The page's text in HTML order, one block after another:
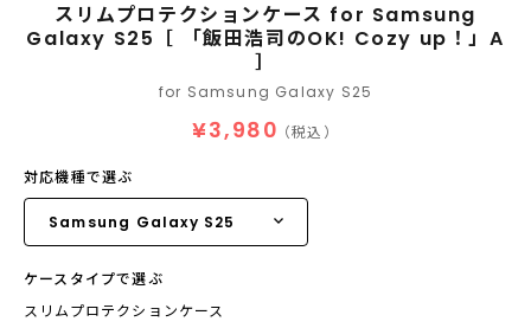
スリムプロテクションケース for Samsung
Galaxy S25［ 「飯田浩司のOK! Cozy up！」A
］
for Samsung Galaxy S25
¥3,980 （税込）
対応機種で選ぶ
ケースタイプで選ぶ
スリムプロテクションケース